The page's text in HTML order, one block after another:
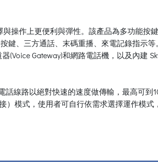
操作上更便利與彈性。該產品為多功能按
鍵、三方通話、末碼重播、來電記錄指示
(Voice Gateway)和網路電話機，以及內建
話線路以絕對快速的速度做傳輸，最高可到
）模式，使用者可自行依需求選擇運作模式